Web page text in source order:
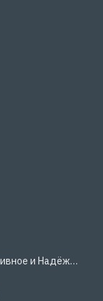
ProgressTyT Насосы для Воды – Эффективное и Надёжное Решение для Дома и Бизнеса